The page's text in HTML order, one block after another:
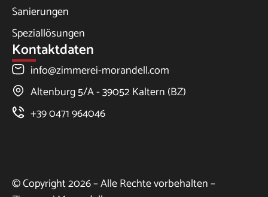
Sanierungen
Speziallösungen
Kontaktdaten
info@zimmerei-morandell.com
Altenburg 5/A - 39052 Kaltern (BZ)
+39 0471 964046
© Copyright 2026 – Alle Rechte vorbehalten –